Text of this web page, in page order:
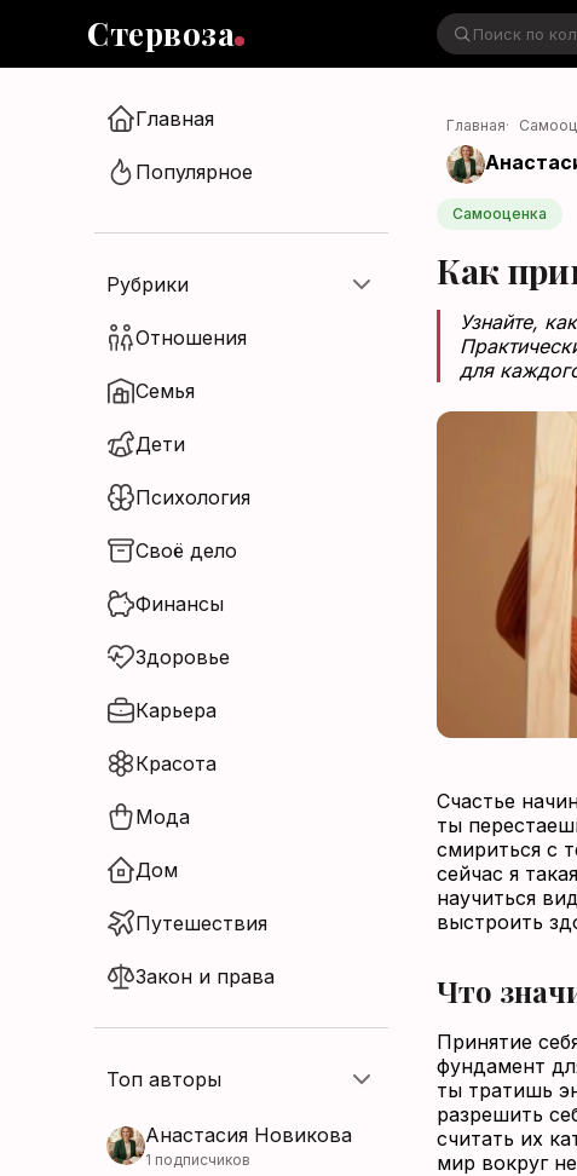
Стервоза
Стервоза
Главная
Популярное
Рубрики
Отношения
Семья
Дети
Психология
Своё дело
Финансы
Здоровье
Карьера
Красота
Мода
Дом
Путешествия
Закон и права
Топ авторы
Анастасия Новикова
1 подписчиков
Главная·
Самооценка
Как
Узнайте,
для
Счастье
ты
смириться с
сейчас я
научиться
выстроить
Что
Принятие
фундамент
ты тратишь
разрешить
считать их
мир вокруг